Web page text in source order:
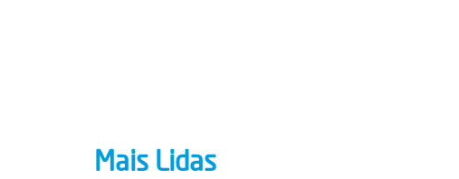
Mais Lidas